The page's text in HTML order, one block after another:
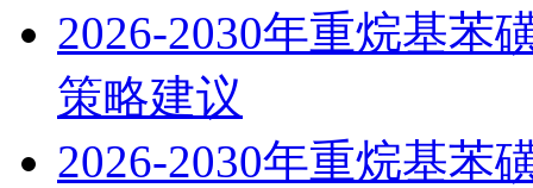
2026-2030年重烷基苯
策略建议
2026-2030年重烷基苯